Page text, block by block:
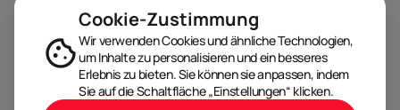
Cookie-Zustimmung
Wir verwenden Cookies und ähnliche Technologien,
um Inhalte zu personalisieren und ein besseres
Erlebnis zu bieten. Sie können sie anpassen, indem
Sie auf die Schaltfläche „Einstellungen“ klicken.